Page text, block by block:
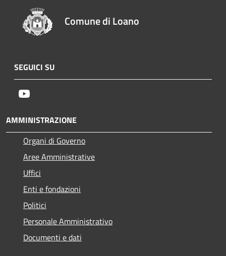
Comune di Loano
SEGUICI SU
AMMINISTRAZIONE
Organi di Governo
Aree Amministrative
Uffici
Enti e fondazioni
Politici
Personale Amministrativo
Documenti e dati